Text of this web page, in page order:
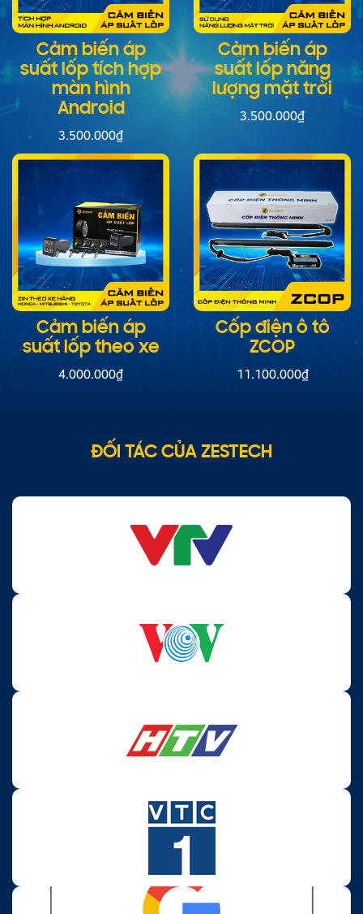
Cảm biến áp
suất lốp tích hợp
màn hình
Android
3.500.000₫
Cảm biến áp
suất lốp năng
lượng mặt trời
3.500.000₫
Cảm biến áp
suất lốp theo xe
4.000.000₫
Cốp điện ô tô
ZCOP
11.100.000₫
ĐỐI TÁC CỦA ZESTECH